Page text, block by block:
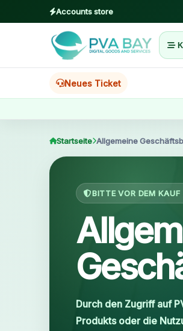
Accounts store
Neues Ticket
Startseite
About
Startseite Allgemeine
BITTE VOR DEM KAUF
Durch den Zugriff auf
Produkts oder die